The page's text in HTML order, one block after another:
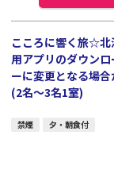
こころに響く旅☆
用アプリのダウン
ーに変更となる場
(2名～3名1室)
禁煙 夕・朝食付